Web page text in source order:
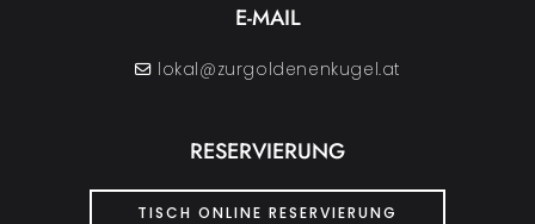
E-MAIL
lokal@zurgoldenenkugel.at
RESERVIERUNG
TISCH ONLINE RESERVIERUNG